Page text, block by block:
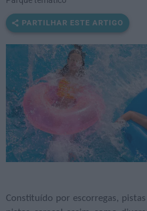
PARTILHAR ESTE ARTIGO
Constituído por escorregas,